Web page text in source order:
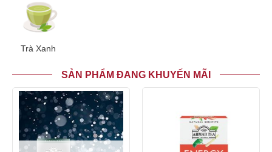
Trà Xanh
SẢN PHẨM ĐANG KHUYẾN MÃI